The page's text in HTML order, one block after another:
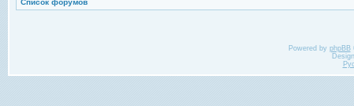
Список форумов
Powered by phpBB